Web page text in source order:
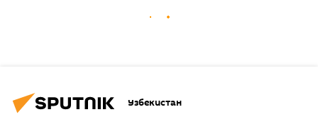
Узбекистан